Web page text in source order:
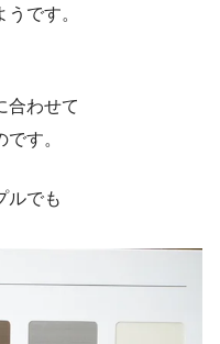
です。
合わせて
す。
ルでも